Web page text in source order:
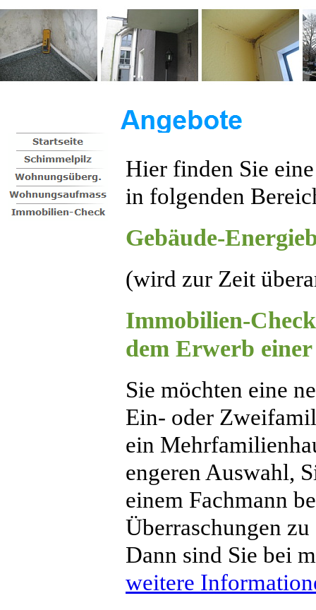
Hier finden Sie
in folgenden
Gebäude-
(wird zur Zeit
Immobilien-Check
dem Erwerb
Sie möchten eine
Ein- oder
ein
engeren Auswahl,
einem Fachmann
Überraschungen zu
Dann sind Sie bei
weitere